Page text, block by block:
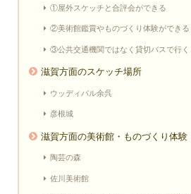
①屋外スケッチと合評会ができる
②美術館鑑賞やものづくり体験ができる
③公共交通機関ではなく貸切バスで行く
滋賀方面のスケッチ場所
ウッディパル余呉
彦根城
滋賀方面の美術館・ものづくり体験
陶芸の森
佐川美術館